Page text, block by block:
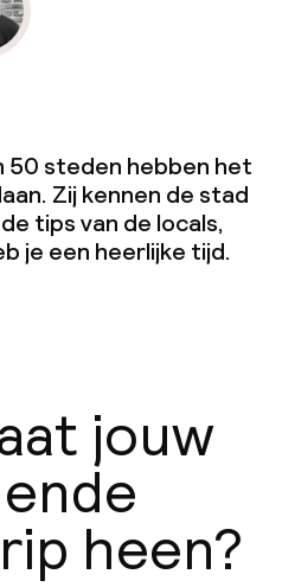
50 steden hebben het
Zij kennen de stad
tips van de locals,
je een heerlijke tijd.
jouw
heen?